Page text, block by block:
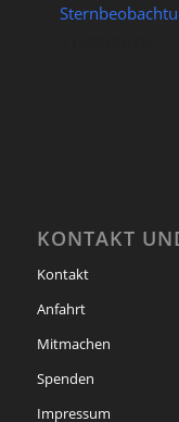
KONTAKT
Kontakt
Anfahrt
Mitmachen
Spenden
Impressum